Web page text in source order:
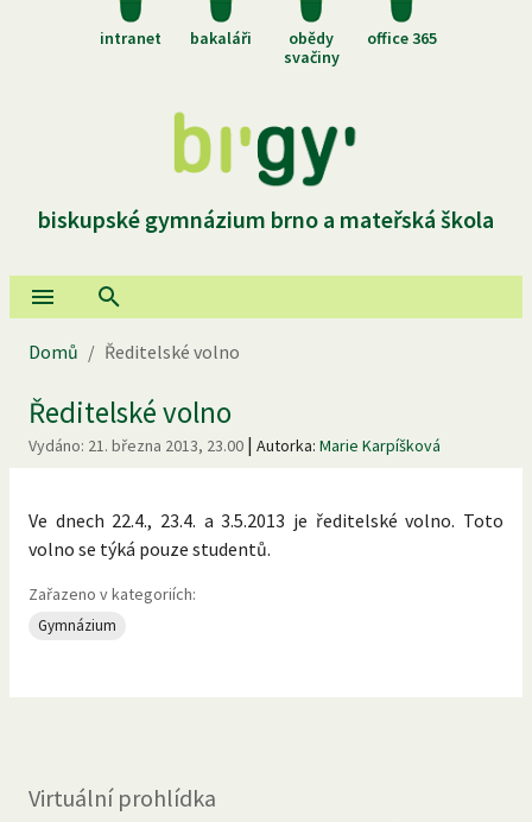
intranet bakaláři
obědy
svačiny
office 365
biskupské gymnázium brno a mateřská škola
Domů / Ředitelské volno
Ředitelské volno
Vydáno: 21. března 2013, 23.00 | Autorka: Marie Karpíšková
Ve dnech 22.4., 23.4. a 3.5.2013 je ředitelské volno. Toto
volno se týká pouze studentů.
Zařazeno v kategoriích:
Gymnázium
Virtuální prohlídka